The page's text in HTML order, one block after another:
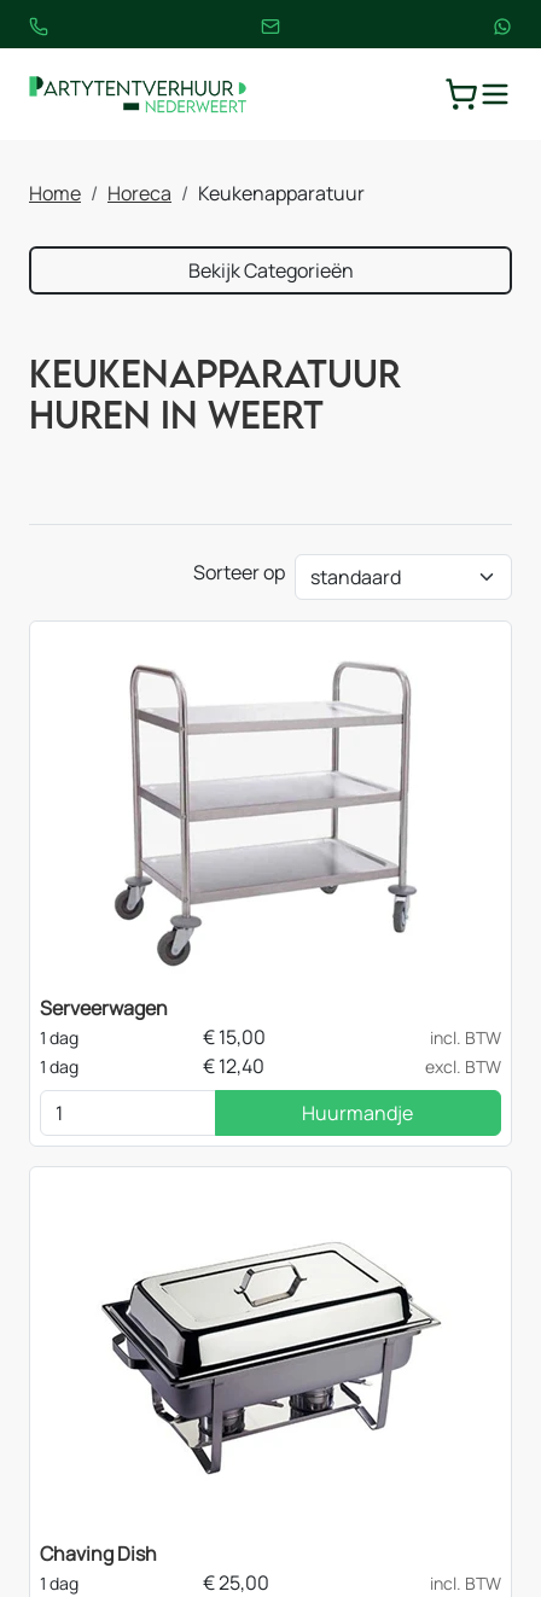
Home Horeca Keukenapparatuur
Bekijk Categorieën
Keukenapparatuur
huren in Weert
Sorteer op
Serveerwagen
1 dag €15,00
incl. BTW
1 dag
€12,40 excl. BTW
Huurmandje
Chaving Dish
1 dag €25,00
incl. BTW